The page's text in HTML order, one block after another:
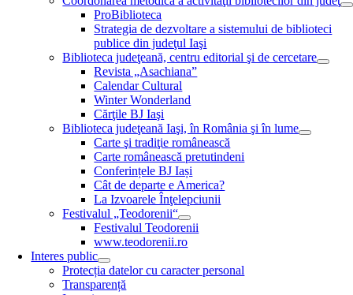
ProBiblioteca
Strategia de dezvoltare a sistemului de biblioteci
publice din judeţul Iaşi
Biblioteca judeţeană, centru editorial şi de cercetare
Revista „Asachiana”
Calendar Cultural
Winter Wonderland
Cărţile BJ Iaşi
Biblioteca judeţeană Iaşi, în România şi în lume
Carte şi tradiţie românească
Carte românească pretutindeni
Conferințele BJ Iași
Cât de departe e America?
La Izvoarele Înţelepciunii
Festivalul „Teodorenii“
Festivalul Teodorenii
www.teodorenii.ro
Interes public
Protecția datelor cu caracter personal
Transparență